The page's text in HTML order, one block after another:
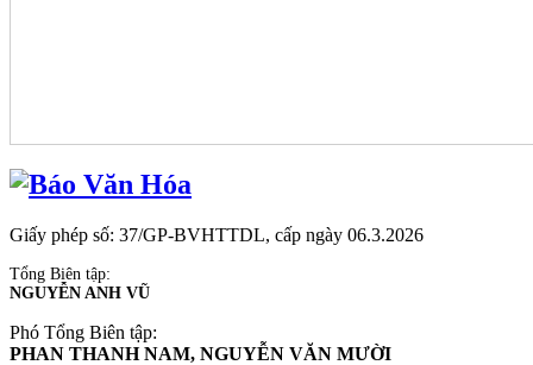
Giấy phép số: 37/GP-BVHTTDL, cấp ngày 06.3.2026
Tổng Biên tập:
NGUYỄN ANH VŨ
Phó Tổng Biên tập:
PHAN THANH NAM, NGUYỄN VĂN MƯỜI